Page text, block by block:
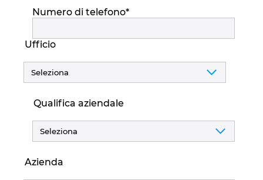
Numero di telefono*
Ufficio
Qualifica aziendale
Azienda